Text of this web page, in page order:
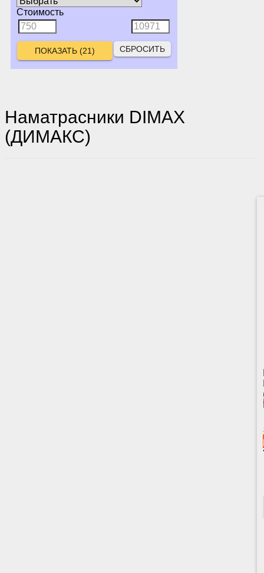
Наматрасники DIMAX
(ДИМАКС)
Стоимость
СБРОСИТЬ